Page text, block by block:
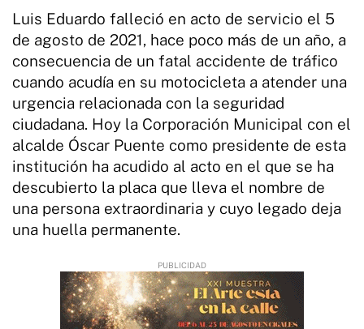
Luis Eduardo falleció en acto de servicio el 5
de agosto de 2021, hace poco más de un año, a
consecuencia de un fatal accidente de tráfico
cuando acudía en su motocicleta a atender una
urgencia relacionada con la seguridad
ciudadana. Hoy la Corporación Municipal con el
alcalde Óscar Puente como presidente de esta
institución ha acudido al acto en el que se ha
descubierto la placa que lleva el nombre de
una persona extraordinaria y cuyo legado deja
una huella permanente.